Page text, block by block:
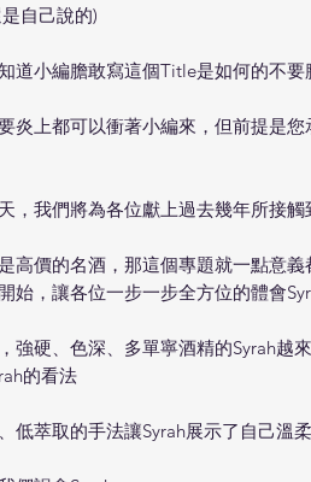
自己說的)
道小編膽敢寫這個Title是如何的不要
炎上都可以衝著小編來，但前提是
，我們將為各位獻上過去幾年所接觸
高價的名酒，那這個專題就一點意
始，讓各位一步一步全方位的體會
強硬、色深、多單寧酒精的Syrah越
的看法
低萃取的手法讓Syrah展示了自己溫